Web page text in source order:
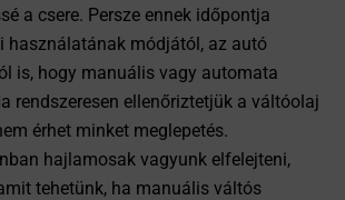
a csere. Persze ennek időpontja
használatának módjától, az autó
is, hogy manuális vagy automata
rendszeresen ellenőriztetjük a váltóolaj
érhet minket meglepetés.
hajlamosak vagyunk elfelejteni,
tehetünk, ha manuális váltós